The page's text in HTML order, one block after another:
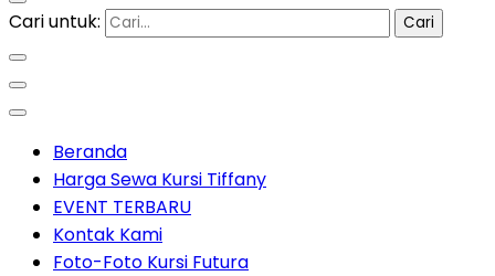
Cari untuk:
Beranda
Harga Sewa Kursi Tiffany
EVENT TERBARU
Kontak Kami
Foto-Foto Kursi Futura